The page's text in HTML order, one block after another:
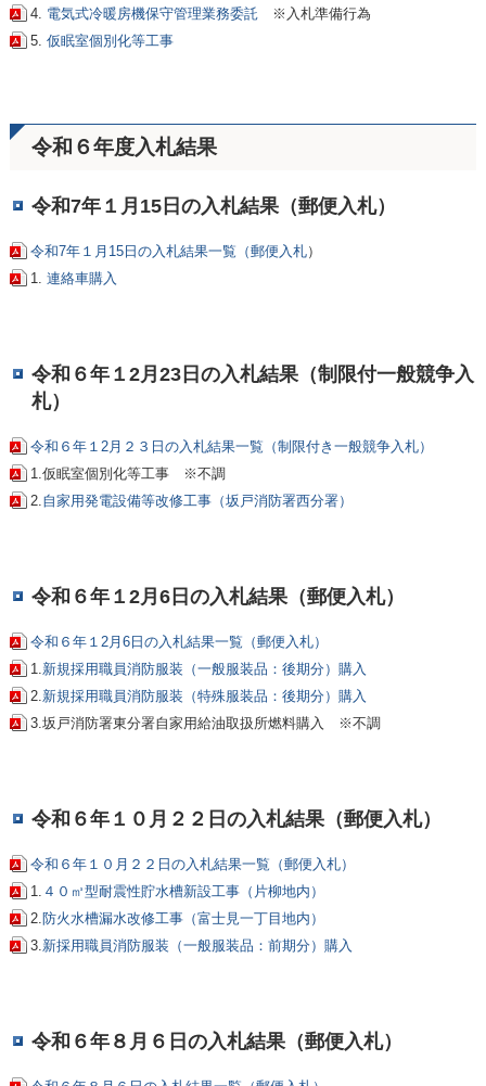
4. 電気式冷暖房機保守管理業務委託 ※入札準備行為
5.仮眠室個別化等工事
令和６年度入札結果
令和7年１月15日の入札結果（郵便入札）
令和7年１月15日の入札結果一覧（郵便入札）
1.連絡車購入
令和６年１2月23日の入札結果（制限付一般競争入
札）
令和６年１2月２３日の入札結果一覧（制限付き一般競争入札）
1.仮眠室個別化等工事 ※不調
2. 自家用発電設備等改修工事（坂戸消防署西分署）
令和６年１2月6日の入札結果（郵便入札）
令和６年１2月6日の入札結果一覧（郵便入札）
1. 新規採用職員消防服装（一般服装品：後期分）購入
2. 新規採用職員消防服装（特殊服装品：後期分）購入
3.坂戸消防署東分署自家用給油取扱所燃料購入 ※不調
令和６年１０月２２日の入札結果（郵便入札）
令和６年１０月２２日の入札結果一覧（郵便入札）
1.
４０㎥型耐震性貯水槽新設工事（片柳地内）
2. 防火水槽漏水改修工事（富士見一丁目地内）
3. 新採用職員消防服装（一般服装品：前期分）購入
令和６年８月６日の入札結果（郵便入札）